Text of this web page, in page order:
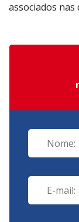
associados